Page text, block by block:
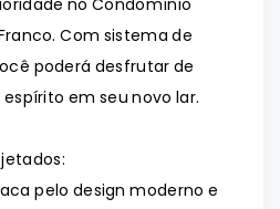
no Condomínio
Com sistema de
poderá desfrutar de
em seu novo lar.
pelo design moderno e